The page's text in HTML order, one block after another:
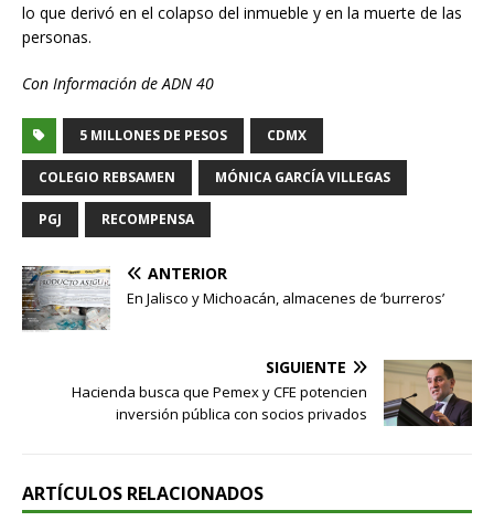
lo que derivó en el colapso del inmueble y en la muerte de las
personas.
Con Información de ADN 40
5 MILLONES DE PESOS CDMX
COLEGIO REBSAMEN MÓNICA GARCÍA VILLEGAS
PGJ RECOMPENSA
ANTERIOR
En Jalisco y Michoacán, almacenes de ‘burreros’
SIGUIENTE
Hacienda busca que Pemex y CFE potencien
inversión pública con socios privados
ARTÍCULOS RELACIONADOS